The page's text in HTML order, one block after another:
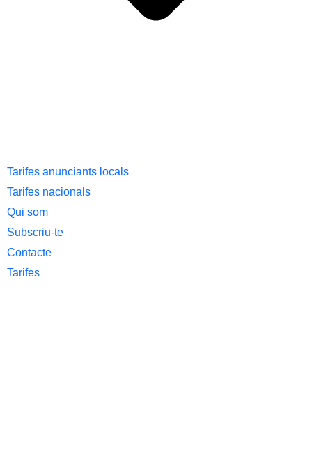
Tarifes anunciants locals
Tarifes nacionals
Qui som
Subscriu-te
Contacte
Tarifes